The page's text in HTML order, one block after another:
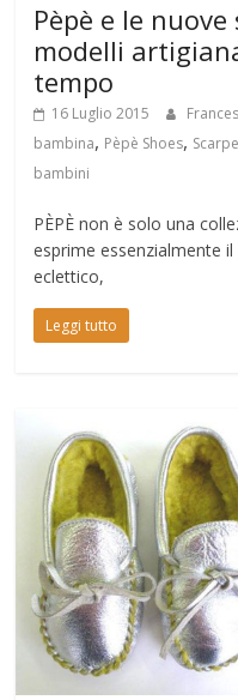
Pèpè e le
modelli
tempo
16 Luglio 2015
bambina, Pèpè Shoes, Scarpe
bambini
PÈPÈ non è solo una
esprime essenzialmente il
eclettico,
Leggi tutto